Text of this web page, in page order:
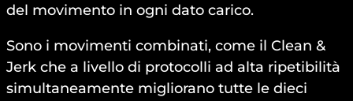
del movimento in ogni dato carico.
Sono i movimenti combinati, come il Clean &
Jerk che a livello di protocolli ad alta ripetibilità
simultaneamente migliorano tutte le dieci